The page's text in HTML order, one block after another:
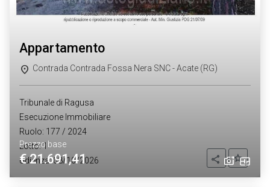
Prezzo base
€ 21.691,41
appartamento
Contrada Contrada Fossa Nera SNC - Acate (RG)
Tribunale di Ragusa
Esecuzione Immobiliare
Ruolo: 177 / 2024
Lotto: 1
Udienza: 08/10/2026
Condividi